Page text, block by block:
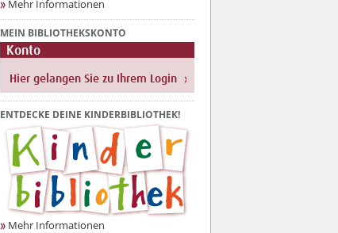
Mehr Informationen
MEIN BIBLIOTHEKSKONTO
Konto
ENTDECKE DEINE KINDERBIBLIOTHEK!
Mehr Informationen